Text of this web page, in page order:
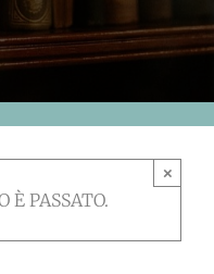
È PASSATO.
×